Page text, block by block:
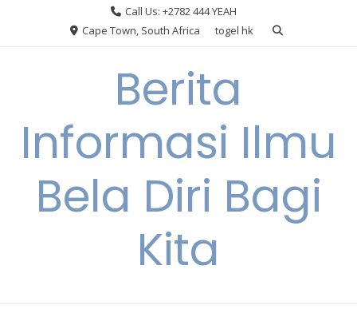
Call Us: +2782 444 YEAH
Cape Town, South Africa
togel hk
Berita
Informasi Ilmu
Bela Diri Bagi
Kita